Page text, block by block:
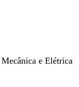
Mecânica e Elétrica